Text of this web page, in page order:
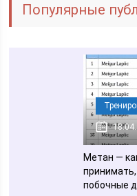
Популярные
Метан —
принимать,
побочные